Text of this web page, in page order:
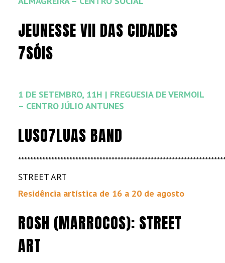
JEUNESSE VII DAS CIDADES
7SÓIS
1 DE SETEMBRO, 11H | FREGUESIA DE VERMOIL
– CENTRO JÚLIO ANTUNES
LUSO7LUAS BAND
STREET ART
Residência artística de 16 a 20 de agosto
ROSH (MARROCOS): STREET
ART